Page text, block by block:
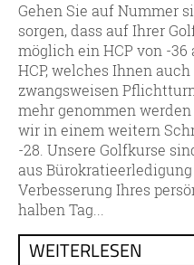
Gehen Sie auf Nummer
sorgen, dass auf Ihrer
möglich ein HCP von -
HCP, welches Ihnen
zwangsweisen
mehr genommen
wir in einem weitern
-28. Unsere Golfkurse
aus
Verbesserung Ihres
halben Tag...
WEITERLESEN